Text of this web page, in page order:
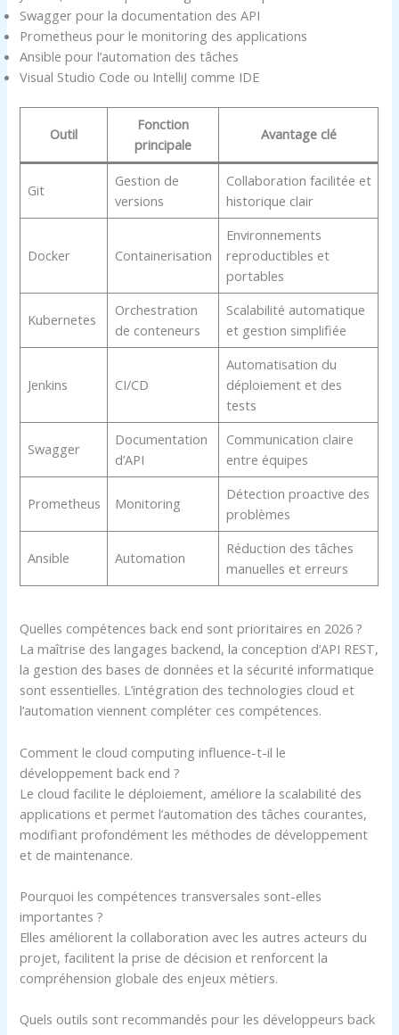
Swagger pour la documentation des API
Prometheus pour le monitoring des applications
Ansible pour l’automation des tâches
Visual Studio Code ou IntelliJ comme IDE
Outil
Fonction
principale
Avantage clé
Git
Gestion de
versions
Collaboration facilitée et
historique clair
Docker Containerisation
Environnements
reproductibles et
portables
Kubernetes
Orchestration
de conteneurs
Scalabilité automatique
et gestion simplifiée
Jenkins CI/CD
Automatisation du
déploiement et des
tests
Swagger
Documentation
d’API
Communication claire
entre équipes
Prometheus Monitoring
Détection proactive des
problèmes
Ansible Automation
Réduction des tâches
manuelles et erreurs
Quelles compétences back end sont prioritaires en 2026 ?
La maîtrise des langages backend, la conception d’API REST,
la gestion des bases de données et la sécurité informatique
sont essentielles. L’intégration des technologies cloud et
l’automation viennent compléter ces compétences.
Comment le cloud computing influence-t-il le
développement back end ?
Le cloud facilite le déploiement, améliore la scalabilité des
applications et permet l’automation des tâches courantes,
modifiant profondément les méthodes de développement
et de maintenance.
Pourquoi les compétences transversales sont-elles
importantes ?
Elles améliorent la collaboration avec les autres acteurs du
projet, facilitent la prise de décision et renforcent la
compréhension globale des enjeux métiers.
Quels outils sont recommandés pour les développeurs back